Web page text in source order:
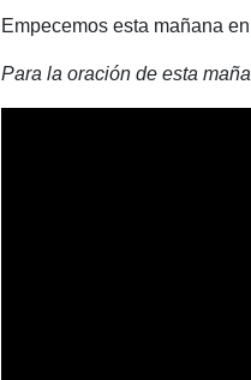
Empecemos esta mañana
Para la oración de esta